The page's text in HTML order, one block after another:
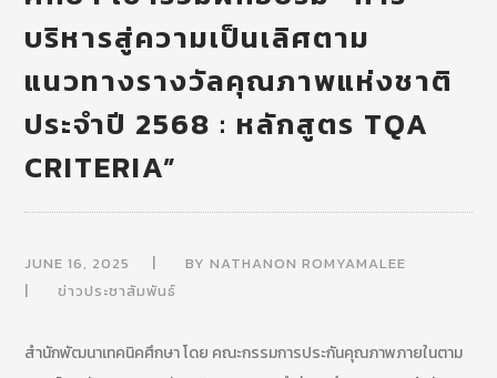
บริหารสู่ความเป็นเลิศตาม
แนวทางรางวัลคุณภาพแห่งชาติ
ประจำปี 2568 : หลักสูตร TQA
CRITERIA”
JUNE 16, 2025 BYNATHANON ROMYAMALEE
ข่าวประชาสัมพันธ์
สำนักพัฒนาเทคนิคศึกษา โดย คณะกรรมการประกันคุณภาพภายในตาม